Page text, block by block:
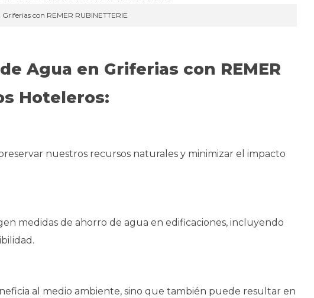
con REMER RUBINETTERIE
Agua en Griferias con REMER
Hoteleros:
nuestros recursos naturales y minimizar el impacto
medidas de ahorro de agua en edificaciones, incluyendo
al medio ambiente, sino que también puede resultar en